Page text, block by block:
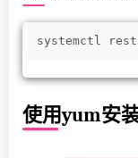
systemctl
使用yum安